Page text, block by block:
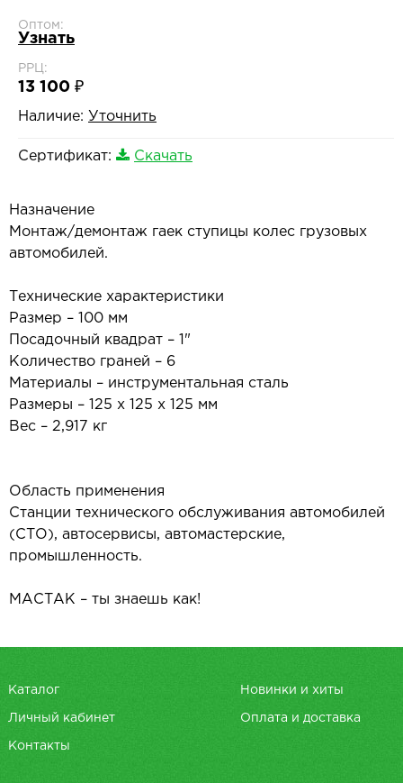
Оптом:
Узнать
РРЦ:
13 100 ₽
Наличие: Уточнить
Сертификат: Скачать
Назначение
Монтаж/демонтаж гаек ступицы колес грузовых
автомобилей.
Технические характеристики
Размер – 100 мм
Посадочный квадрат – 1"
Количество граней – 6
Материалы – инструментальная сталь
Размеры – 125 х 125 х 125 мм
Вес – 2,917 кг
Область применения
Станции технического обслуживания автомобилей
(СТО), автосервисы, автомастерские,
промышленность.
МАСТАК – ты знаешь как!
Каталог Новинки и хиты
Личный кабинет Оплата и доставка
Контакты